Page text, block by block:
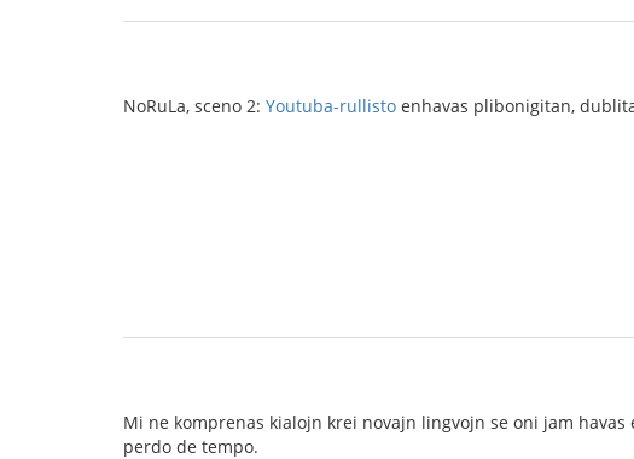
NoRuLa, sceno 2: Youtuba-rullisto enhavas plibonigitan,
Mi ne komprenas kialojn krei novajn lingvojn se oni jam
perdo de tempo.